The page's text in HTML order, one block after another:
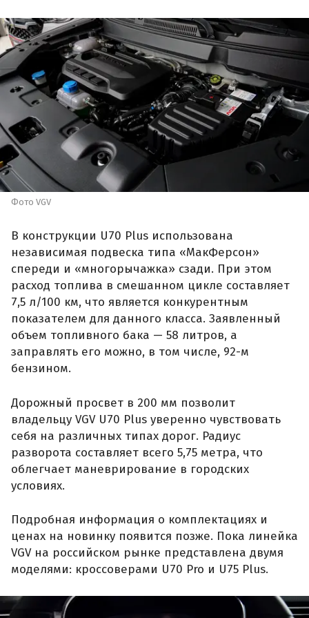
Фото VGV
В конструкции U70 Plus использована
независимая подвеска типа «МакФерсон»
спереди и «многорычажка» сзади. При этом
расход топлива в смешанном цикле составляет
7,5 л/100 км, что является конкурентным
показателем для данного класса. Заявленный
объем топливного бака — 58 литров, а
заправлять его можно, в том числе, 92-м
бензином.
Дорожный просвет в 200 мм позволит
владельцу VGV U70 Plus уверенно чувствовать
себя на различных типах дорог. Радиус
разворота составляет всего 5,75 метра, что
облегчает маневрирование в городских
условиях.
Подробная информация о комплектациях и
ценах на новинку появится позже. Пока линейка
VGV на российском рынке представлена двумя
моделями: кроссоверами U70 Pro и U75 Plus.